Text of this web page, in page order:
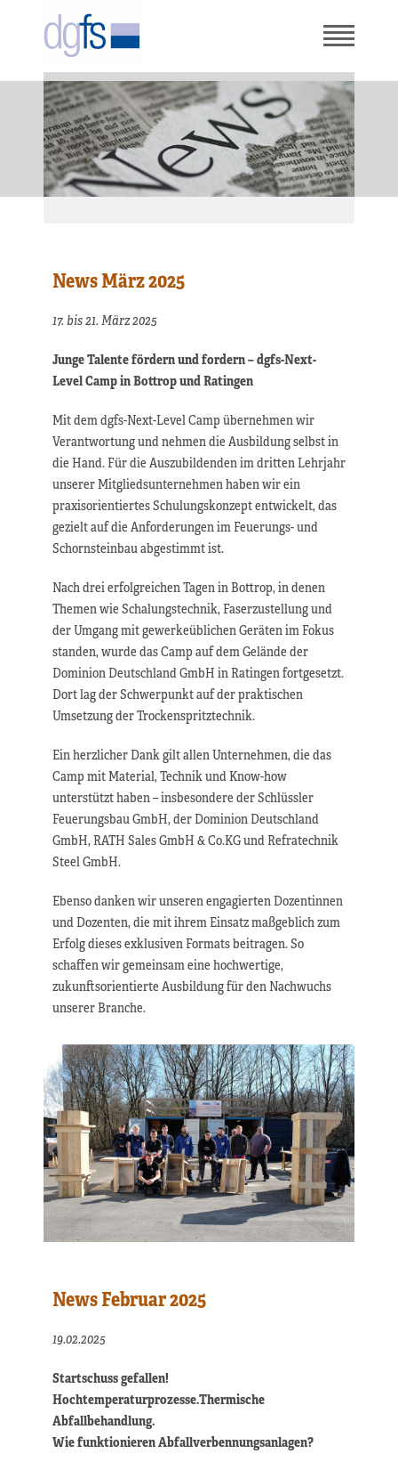
News März 2025
17. bis 21. März 2025
Junge Talente fördern und fordern – dgfs-Next-
Level Camp in Bottrop und Ratingen
Mit dem dgfs-Next-Level Camp übernehmen wir
Verantwortung und nehmen die Ausbildung selbst in
die Hand. Für die Auszubildenden im dritten Lehrjahr
unserer Mitgliedsunternehmen haben wir ein
praxisorientiertes Schulungskonzept entwickelt, das
gezielt auf die Anforderungen im Feuerungs- und
Schornsteinbau abgestimmt ist.
Nach drei erfolgreichen Tagen in Bottrop, in denen
Themen wie Schalungstechnik, Faserzustellung und
der Umgang mit gewerkeüblichen Geräten im Fokus
standen, wurde das Camp auf dem Gelände der
Dominion Deutschland GmbH in Ratingen fortgesetzt.
Dort lag der Schwerpunkt auf der praktischen
Umsetzung der Trockenspritztechnik.
Ein herzlicher Dank gilt allen Unternehmen, die das
Camp mit Material, Technik und Know-how
unterstützt haben – insbesondere der Schlüssler
Feuerungsbau GmbH, der Dominion Deutschland
GmbH, RATH Sales GmbH & Co.KG und Refratechnik
Steel GmbH.
Ebenso danken wir unseren engagierten Dozentinnen
und Dozenten, die mit ihrem Einsatz maßgeblich zum
Erfolg dieses exklusiven Formats beitragen. So
schaffen wir gemeinsam eine hochwertige,
zukunftsorientierte Ausbildung für den Nachwuchs
unserer Branche.
News Februar 2025
19.02.2025
Startschuss gefallen!
Hochtemperaturprozesse.Thermische
Abfallbehandlung.
Wie funktionieren Abfallverbennungsanlagen?